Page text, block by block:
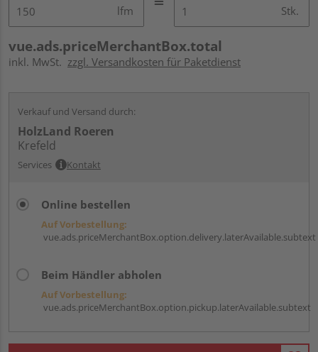
lfm Stk.
vue.ads.priceMerchantBox.total
inkl. MwSt. zzgl. Versandkosten für Paketdienst
Verkauf und Versand durch:
HolzLand Roeren
Krefeld
Services Kontakt
Online bestellen
Auf Vorbestellung:
vue.ads.priceMerchantBox.option.delivery.laterAvailable.subtext
Beim Händler abholen
Auf Vorbestellung:
vue.ads.priceMerchantBox.option.pickup.laterAvailable.subtext